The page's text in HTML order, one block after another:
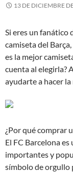
13 DE DICIEMBRE
Si eres un fanático
camiseta del
es la mejor
cuenta al elegirla?
ayudarte a hacer
¿Por qué comprar
El FC Barcelona
importantes y
símbolo de orgullo